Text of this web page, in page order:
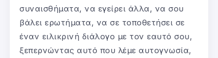
συναισθήματα, να εγείρει άλλα, να σου
βάλει ερωτήματα, να σε τοποθετήσει σε
έναν ειλικρινή διάλογο με τον εαυτό σου,
ξεπερνώντας αυτό που λέμε αυτογνωσία,